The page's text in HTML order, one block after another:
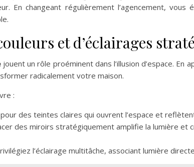
En changeant régulièrement l’agencement, vous
et d’éclairages
jouent un rôle proéminent dans l’illusion d’espace. En
radicalement votre maison.
:
des teintes claires qui ouvrent l’espace et
des miroirs stratégiquement amplifie la lumière et
l’éclairage multitâche, associant lumière